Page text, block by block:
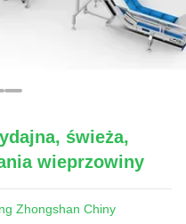
świeża,
wieprzowiny
Zhongshan Chiny